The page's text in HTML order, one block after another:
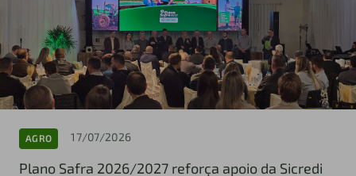
AGRO 17/07/2026
Plano Safra 2026/2027 reforça apoio da Sicredi